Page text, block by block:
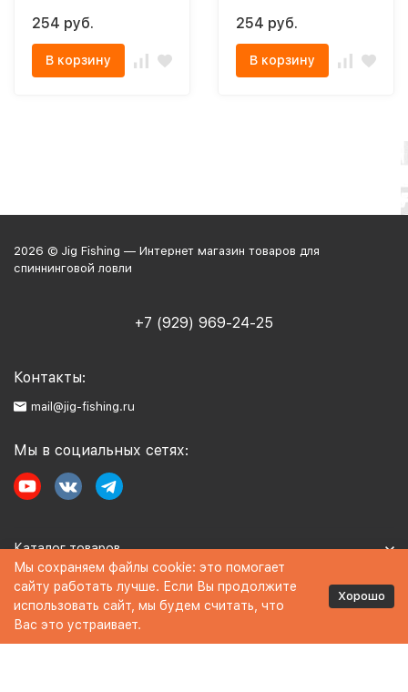
254 руб.
В корзину
254 руб.
В корзину
2026 © Jig Fishing — Интернет магазин товаров для
спиннинговой ловли
+7 (929) 969-24-25
Контакты:
mail@jig-fishing.ru
Мы в социальных сетях:
Каталог товаров
Информация
Политика персональных данных
Мы сохраняем файлы cookie: это помогает
сайту работать лучше. Если Вы продолжите
использовать сайт, мы будем считать, что
Вас это устраивает.
Хорошо